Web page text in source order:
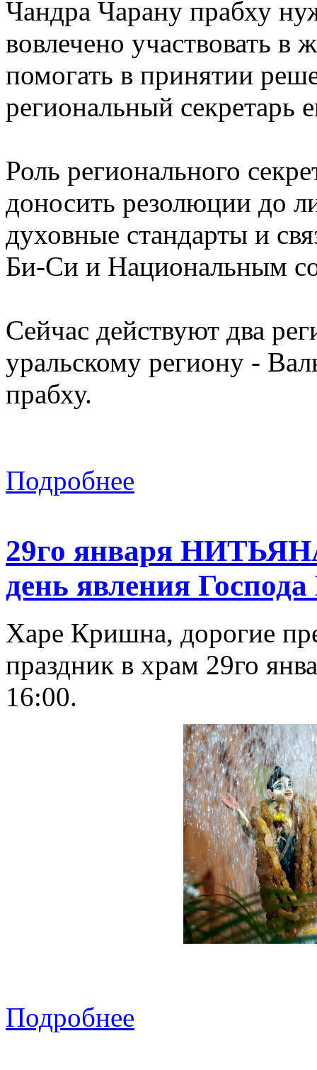
Чандра Чарану прабху
вовлечено участвовать
помогать в принятии
региональный
Роль регионального
доносить резолюции до
духовные стандарты и
Би-Си и Национальным
Сейчас действуют два
уральскому региону -
прабху.
Подробнее
29го января
день явления
Харе Кришна, дорогие
праздник в храм 29го
16:00.
Подробнее